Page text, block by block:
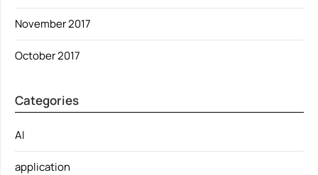
November 2017
October 2017
Categories
AI
application